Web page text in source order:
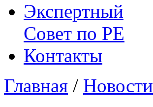
Экспертный
Совет по РЕ
Контакты
Главная / Новости